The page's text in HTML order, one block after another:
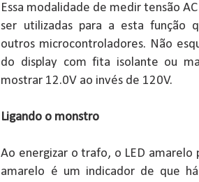
Essa modalidade de medir tensão
ser utilizadas para a esta função
outros microcontroladores. Não
do display com fita isolante ou
mostrar 12.0V ao invés de 120V.
Ligando o monstro
Ao energizar o trafo, o LED amarelo
amarelo é um indicador de que